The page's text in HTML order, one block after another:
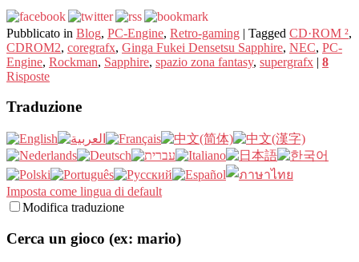
Pubblicato in Blog, PC-Engine, Retro-gaming | Tagged CD·ROM ²,
CDROM2, coregrafx, Ginga Fukei Densetsu Sapphire, NEC, PC-
Engine, Rockman, Sapphire, spazio zona fantasy, supergrafx | 8
Risposte
Traduzione
Imposta come lingua di default
Modifica traduzione
Cerca un gioco (ex: mario)